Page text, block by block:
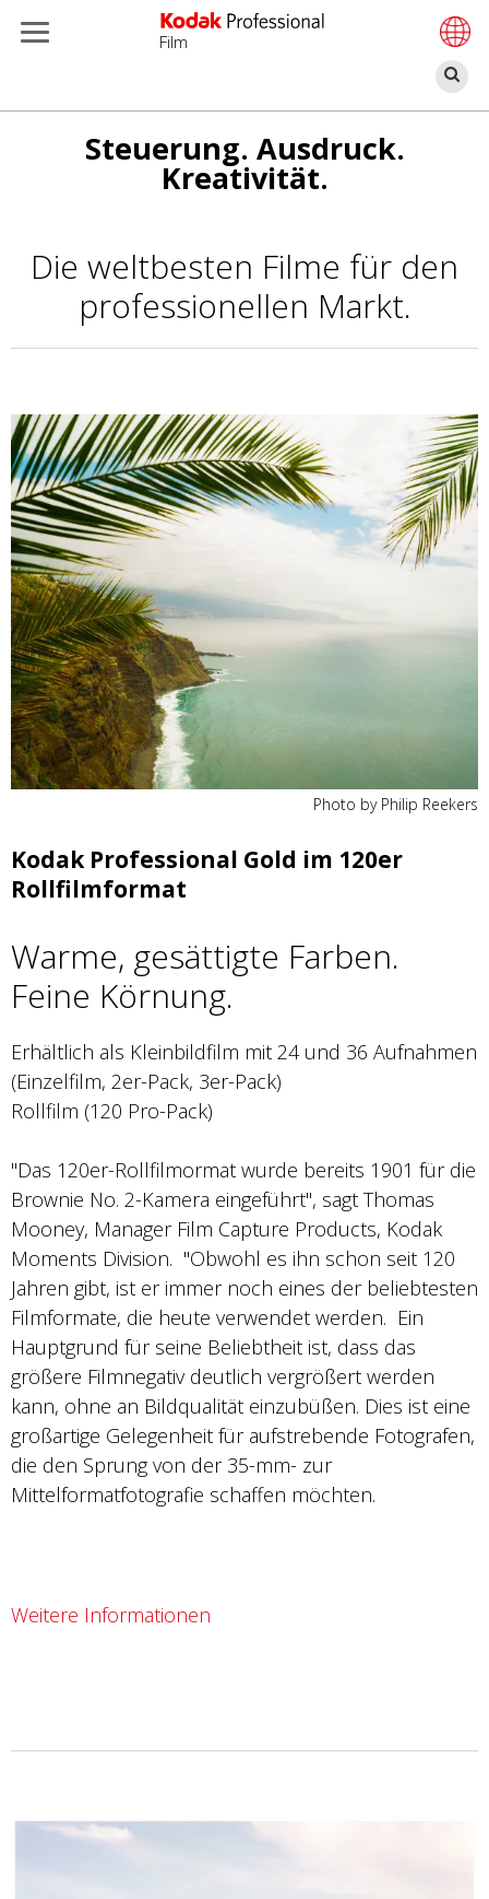
Direkt
Film
Steuerung. Ausdruck.
Kreativität.
Die weltbesten Filme für den
professionellen Markt.
Photo by Philip Reekers
Kodak Professional Gold im 120er
Rollfilmformat
Warme, gesättigte Farben.
Feine Körnung.
Erhältlich als Kleinbildfilm mit 24 und 36 Aufnahmen
(Einzelfilm, 2er-Pack, 3er-Pack)
Rollfilm (120 Pro-Pack)
"Das 120er-Rollfilmormat wurde bereits 1901 für die
Brownie No. 2-Kamera eingeführt", sagt Thomas
Mooney, Manager Film Capture Products, Kodak
Moments Division. "Obwohl es ihn schon seit 120
Jahren gibt, ist er immer noch eines der beliebtesten
Filmformate, die heute verwendet werden. Ein
Hauptgrund für seine Beliebtheit ist, dass das
größere Filmnegativ deutlich vergrößert werden
kann, ohne an Bildqualität einzubüßen. Dies ist eine
großartige Gelegenheit für aufstrebende Fotografen,
die den Sprung von der 35-mm- zur
Mittelformatfotografie schaffen möchten.
Weitere Informationen